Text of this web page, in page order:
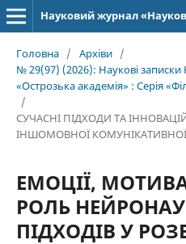
Головна / Архіви /
№ 29(97) (2026): Наукові записки
«Острозька академія» : Серія
/
СУЧАСНІ ПІДХОДИ ТА
ІНШОМОВНОЇ
ЕМОЦІЇ,
РОЛЬ
ПІДХОДІВ У